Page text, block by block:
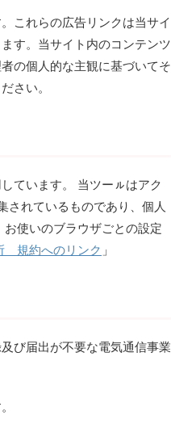
これらの広告リンクは当サイ
す。当サイト内のコンテンツ
の個人的な主観に基づいてそ
さい。
ています。 当ツーㇽはアク
されているものであり、個人
使いのブラウザごとの設定
規約へのリンク 」
び届出が不要な電気通信事業